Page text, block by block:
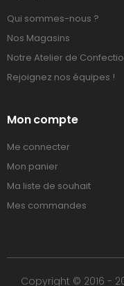
Qui sommes-nous ?
Nos Magasins
Notre Atelier de
Rejoignez nos équipes !
Mon compte
Me connecter
Mon panier
Ma liste de souhait
Mes commandes
Copyright © 2016 -